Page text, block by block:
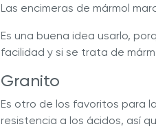
Las encimeras de mármol
Es una buena idea usarlo,
facilidad y si se trata de
Granito
Es otro de los favoritos para
resistencia a los ácidos, así